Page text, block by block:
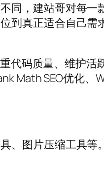
同，建站哥对每一
到真正适合自己需
代码质量、维护活
Math SEO优化、
、图片压缩工具等